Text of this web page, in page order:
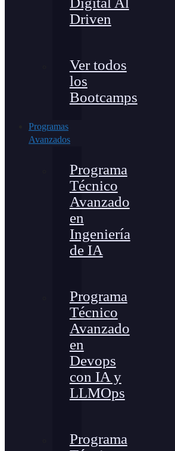
Driven
Ver todos
los
Bootcamps
Programas
Avanzados
Programa
Técnico
Avanzado
en
Ingeniería
de IA
Programa
Técnico
Avanzado
en
Devops
con IA y
LLMOps
Programa